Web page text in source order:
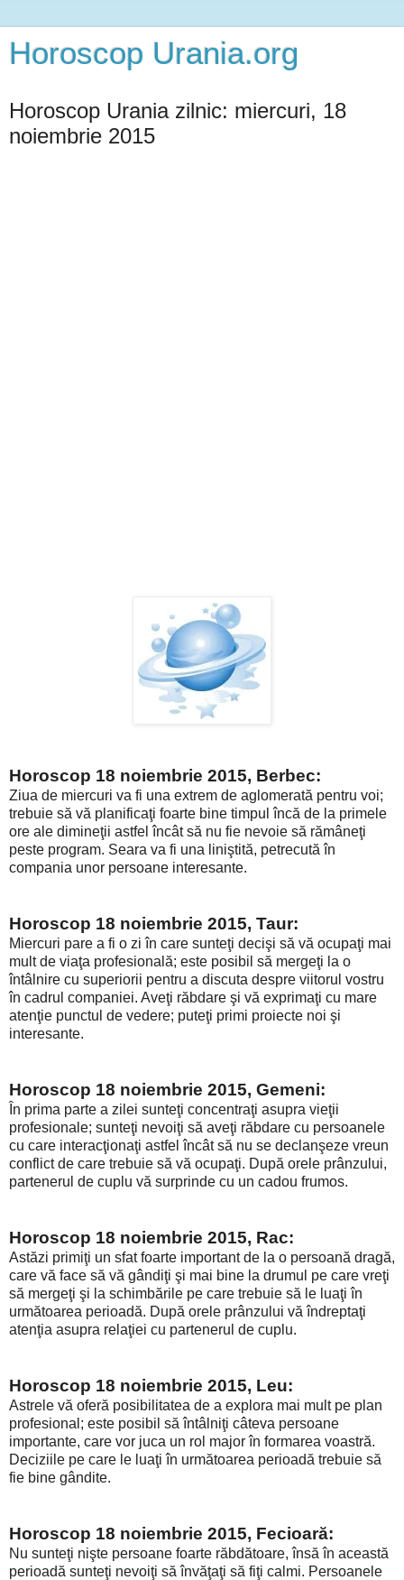
Horoscop Urania.org
Horoscop Urania zilnic: miercuri, 18
noiembrie 2015
Horoscop 18 noiembrie 2015, Berbec:
Ziua de miercuri va fi una extrem de aglomerată pentru voi;
trebuie să vă planificaţi foarte bine timpul încă de la primele
ore ale dimineţii astfel încât să nu fie nevoie să rămâneţi
peste program. Seara va fi una liniştită, petrecută în
compania unor persoane interesante.
Horoscop 18 noiembrie 2015, Taur:
Miercuri pare a fi o zi în care sunteţi decişi să vă ocupaţi mai
mult de viaţa profesională; este posibil să mergeţi la o
întâlnire cu superiorii pentru a discuta despre viitorul vostru
în cadrul companiei. Aveţi răbdare şi vă exprimaţi cu mare
atenţie punctul de vedere; puteţi primi proiecte noi şi
interesante.
Horoscop 18 noiembrie 2015, Gemeni:
În prima parte a zilei sunteţi concentraţi asupra vieţii
profesionale; sunteţi nevoiţi să aveţi răbdare cu persoanele
cu care interacţionaţi astfel încât să nu se declanşeze vreun
conflict de care trebuie să vă ocupaţi. După orele prânzului,
partenerul de cuplu vă surprinde cu un cadou frumos.
Horoscop 18 noiembrie 2015, Rac:
Astăzi primiţi un sfat foarte important de la o persoană dragă,
care vă face să vă gândiţi şi mai bine la drumul pe care vreţi
să mergeţi şi la schimbările pe care trebuie să le luaţi în
următoarea perioadă. După orele prânzului vă îndreptaţi
atenţia asupra relaţiei cu partenerul de cuplu.
Horoscop 18 noiembrie 2015, Leu:
Astrele vă oferă posibilitatea de a explora mai mult pe plan
profesional; este posibil să întâlniţi câteva persoane
importante, care vor juca un rol major în formarea voastră.
Deciziile pe care le luaţi în următoarea perioadă trebuie să
fie bine gândite.
Horoscop 18 noiembrie 2015, Fecioară:
Nu sunteţi nişte persoane foarte răbdătoare, însă în această
perioadă sunteţi nevoiţi să învăţaţi să fiţi calmi. Persoanele